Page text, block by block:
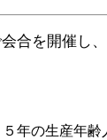
合を開催し
年の生産年